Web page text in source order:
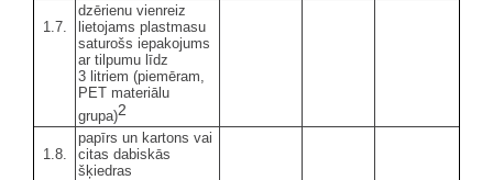
1.7.
dzērienu vienreiz
lietojams plastmasu
saturošs iepakojums
ar tilpumu līdz
3 litriem (piemēram,
PET materiālu
grupa)2
1.8.
papīrs un kartons vai
citas dabiskās
šķiedras